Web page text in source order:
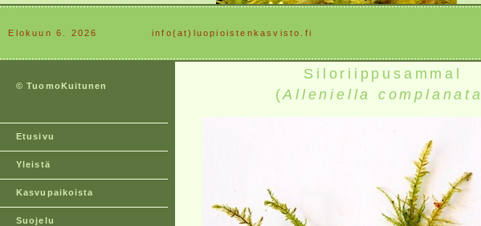
Elokuun 6. 2026 ............info(at)luopioistenkasvisto.fi
© TuomoKuitunen
Etusivu
Yleistä
Kasvupaikoista
Suojelu
Siloriippusammal
(Alleniella complanata